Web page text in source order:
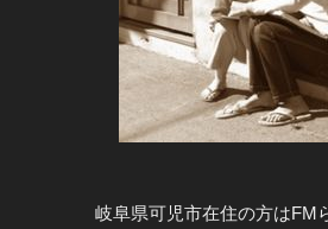
岐阜県可児市在住の方はFM